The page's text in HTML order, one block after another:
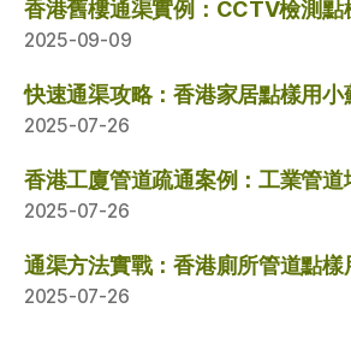
香港舊樓通渠實例：CCTV檢測點
2025-09-09
快速通渠攻略：香港家居點樣用小
2025-07-26
香港工廈管道疏通案例：工業管道
2025-07-26
通渠方法實戰：香港廁所管道點樣
2025-07-26